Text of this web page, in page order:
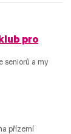
pro
seniorů a my
přízemí